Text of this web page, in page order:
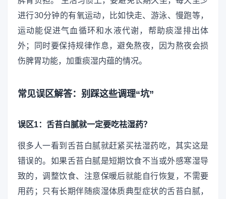
进行30分钟的有氧运动，比如快走、游泳、慢跑等，
运动能促进气血循环和水液代谢，帮助痰湿排出体
外；同时要保持规律作息，避免熬夜，因为熬夜会损
伤脾胃功能，加重痰湿内蕴的情况。
常见误区解答：别踩这些调理“坑”
误区1：舌苔白腻就一定要吃祛湿药？
很多人一看到舌苔白腻就赶紧买祛湿药吃，其实这是
错误的。如果舌苔白腻是短期饮食不当或外感寒湿导
致的，调整饮食、注意保暖后就能自行恢复，不需要
用药；只有长期伴随痰湿体质典型症状的舌苔白腻，